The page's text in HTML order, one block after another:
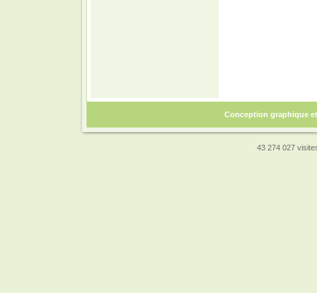
Conception graphique
43 274 027